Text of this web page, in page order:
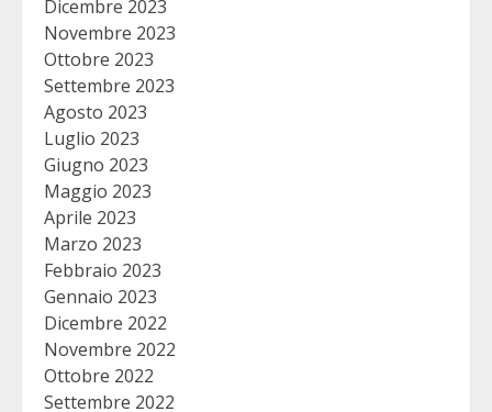
Dicembre 2023
Novembre 2023
Ottobre 2023
Settembre 2023
Agosto 2023
Luglio 2023
Giugno 2023
Maggio 2023
Aprile 2023
Marzo 2023
Febbraio 2023
Gennaio 2023
Dicembre 2022
Novembre 2022
Ottobre 2022
Settembre 2022